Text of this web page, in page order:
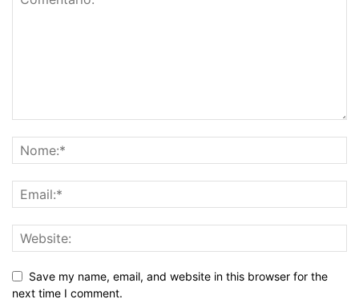
Save my name, email, and website in this browser for the
next time I comment.